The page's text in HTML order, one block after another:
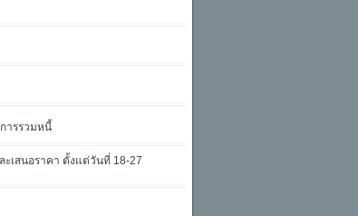
ารรวมหนี้
เสนอราคา ตั้งแต่วันที่ 18-27